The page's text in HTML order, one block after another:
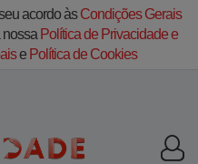
acordo àsCondições Gerais
Política de Privacidade e
e Política de Cookies